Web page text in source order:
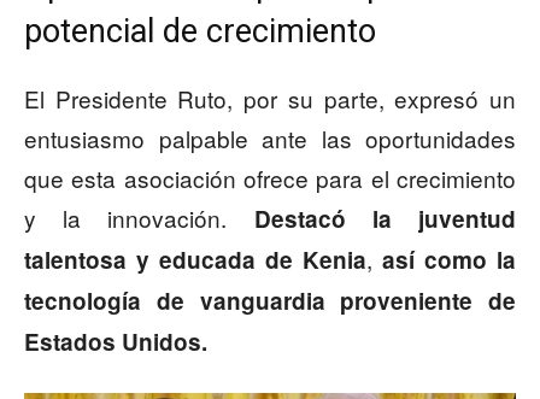
potencial de crecimiento
El Presidente Ruto, por su parte, expresó un
entusiasmo palpable ante las oportunidades
que esta asociación ofrece para el crecimiento
y la innovación. Destacó la juventud
talentosa y educada de Kenia, así como la
tecnología de vanguardia proveniente de
Estados Unidos.